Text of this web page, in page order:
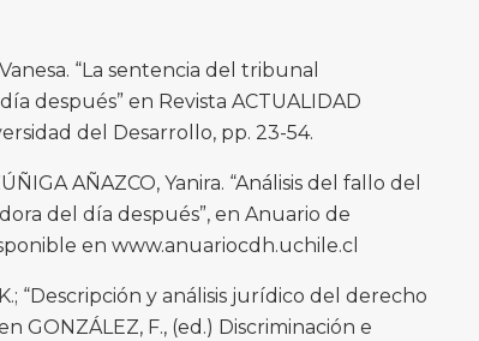
“La sentencia del tribunal
después” en Revista ACTUALIDAD
del Desarrollo, pp. 23-54.
AÑAZCO, Yanira. “Análisis del fallo del
del día después”, en Anuario de
en www.anuariocdh.uchile.cl
K.; “Descripción y análisis jurídico del derecho
GONZÁLEZ, F., (ed.) Discriminación e